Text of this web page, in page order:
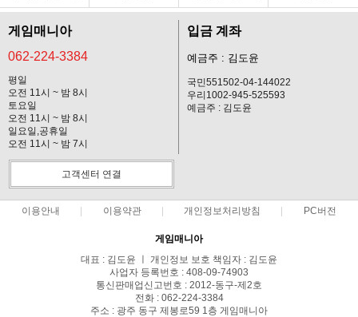
게임매니아
062-224-3384
평일
오전 11시 ~ 밤 8시
토요일
오전 11시 ~ 밤 8시
일요일,공휴일
오전 11시 ~ 밤 7시
입금 계좌
예금주 : 김도윤
국민551502-04-144022
우리1002-945-525593
예금주 : 김도윤
고객센터 연결
이용안내 이용약관 개인정보처리방침 PC버전
게임매니아
대표 : 김도윤 ㅣ 개인정보 보호 책임자 : 김도윤
사업자 등록번호 : 408-09-74903
통신판매업신고번호 : 2012-동구-제2호
전화 : 062-224-3384
주소 : 광주 동구 제봉로59 1층 게임매니아